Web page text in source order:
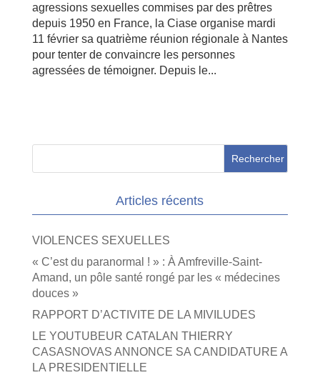
agressions sexuelles commises par des prêtres
depuis 1950 en France, la Ciase organise mardi
11 février sa quatrième réunion régionale à Nantes
pour tenter de convaincre les personnes
agressées de témoigner. Depuis le...
Articles récents
VIOLENCES SEXUELLES
« C’est du paranormal ! » : À Amfreville-Saint-
Amand, un pôle santé rongé par les « médecines
douces »
RAPPORT D’ACTIVITE DE LA MIVILUDES
LE YOUTUBEUR CATALAN THIERRY
CASASNOVAS ANNONCE SA CANDIDATURE A
LA PRESIDENTIELLE